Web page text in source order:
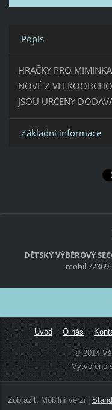
Popis
HRAČKY PRO
NOVÉ Z
JSOU URČENY
Základní informace
DĚTSKÝ VÝBĚROVÝ
mobil
Úvod O nás
© 2014
Vytvořeno
Zobrazit: Mobilní verzi |